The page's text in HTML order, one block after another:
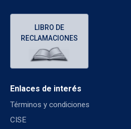
LIBRO DE
RECLAMACIONES
Enlaces de interés
Términos y condiciones
CISE